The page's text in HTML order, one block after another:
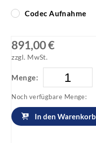
Codec Aufnahme
891,00 €
zzgl. MwSt.
Menge:
Noch verfügbare Menge:
In den Warenkorb